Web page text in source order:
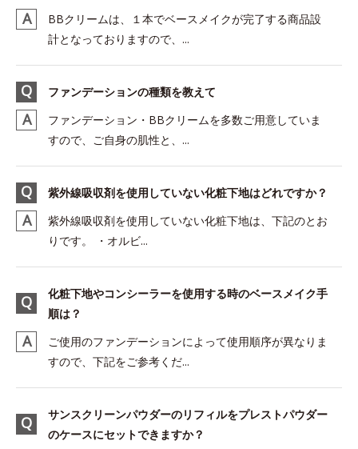
BBクリームは、１本でベースメイクが完了する商品設
計となっておりますので、...
ファンデーションの種類を教えて
ファンデーション・BBクリームを多数ご用意していま
すので、ご自身の肌性と、...
紫外線吸収剤を使用していない化粧下地はどれですか？
紫外線吸収剤を使用していない化粧下地は、下記のとお
りです。 ・オルビ...
化粧下地やコンシーラーを使用する時のベースメイク手
順は？
ご使用のファンデーションによって使用順序が異なりま
すので、下記をご参考くだ...
サンスクリーンパウダーのリフィルをプレストパウダー
のケースにセットできますか？